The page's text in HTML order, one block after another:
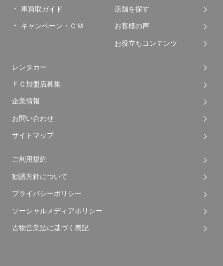
車買取ガイド
キャンペーン・ＣＭ
店舗を探す
お客様の声
お役立ちコンテンツ
レンタカー
ＦＣ加盟店募集
企業情報
お問い合わせ
サイトマップ
ご利用規約
勧誘方針について
プライバシーポリシー
ソーシャルメディアポリシー
古物営業法に基づく表記